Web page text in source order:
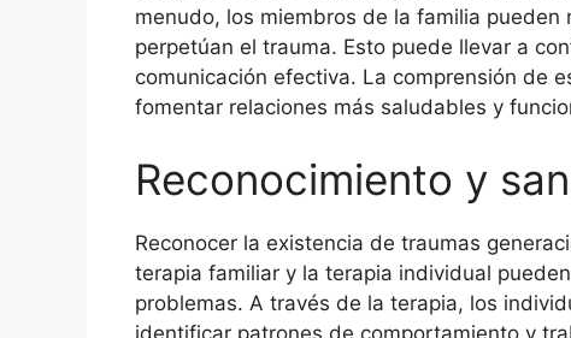
menudo, los miembros de la familia
perpetúan el trauma. Esto puede llevar a
comunicación efectiva. La comprensión de
fomentar relaciones más saludables y
Reconocimiento y
Reconocer la existencia de traumas
terapia familiar y la terapia individual
problemas. A través de la terapia, los
identificar patrones de comportamiento y